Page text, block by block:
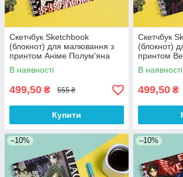
Скетчбук Sketchbook
(блокнот) для малювання з
принтом Аніме Полум'яна
бригада пожежників, Enen no
Shouboutai, Fire Force
В наявності
499,50 ₴ 555 ₴
Купити
Скетчбук
(блокнот)
принтом
псів Звір 5
В наявності
499,50 ₴
–10% –10%